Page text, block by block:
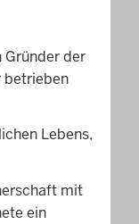
Gründer der
betrieben
Lebens,
mit
ein